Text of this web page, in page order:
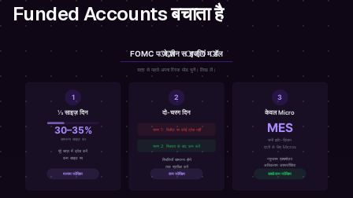
Funded Accounts बचाता है